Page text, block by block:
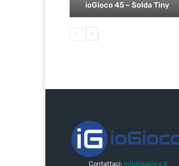
ioGioco 45 – Solda Tiny
Contattaci: info@iogioco.it